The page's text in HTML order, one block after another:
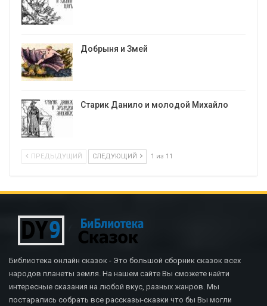
Добрыня и Змей
Старик Данило и молодой Михайло
ПРЕДЫДУЩИЙ СЛЕДУЮЩИЙ 1 из 11
Библиотека онлайн сказок - Это большой сборник сказок всех
народов планеты земля. На нашем сайте Вы сможете найти
интересные сказания на любой вкус, разных жанров. Мы
постарались собрать все рассказы-сказки что бы Вы могли